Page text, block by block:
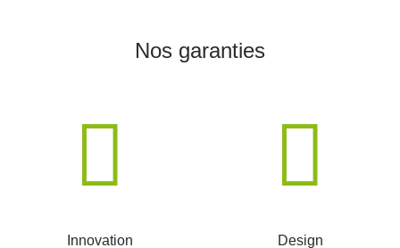
Nos garanties
Innovation Design